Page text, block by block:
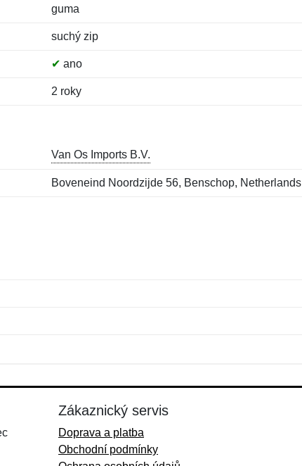
guma
suchý zip
✔ ano
2 roky
Van Os Imports B.V.
Boveneind Noordzijde 56, Benschop, Netherlands
Zákaznický servis
Doprava a platba
Obchodní podmínky